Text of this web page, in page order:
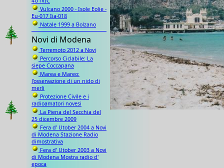
Vulcano 2000 - Isole Eolie -
Eu-017 Iia-018
Natale 1999 a Bolzano
Novi di Modena
Terremoto 2012 a Novi
Percorso Ciclabile: La
siepe Coccapana
Marea e Mareo:
l'osservazione di un nido di
merli
Protezione Civile e i
radioamatori novesi
La Piena del Secchia del
25 dicembre 2009
Fera d' Utober 2004 a Novi
di Modena Stazione Radio
dimostrativa
Fera d' Utober 2003 a Novi
di Modena Mostra radio d'
epoca